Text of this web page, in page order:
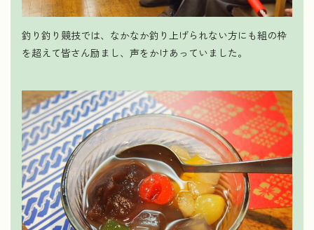
釣り釣り競技では、なかなか釣り上げられない方にも組の枠
を超えて皆さん励まし、声をかけあっていました。